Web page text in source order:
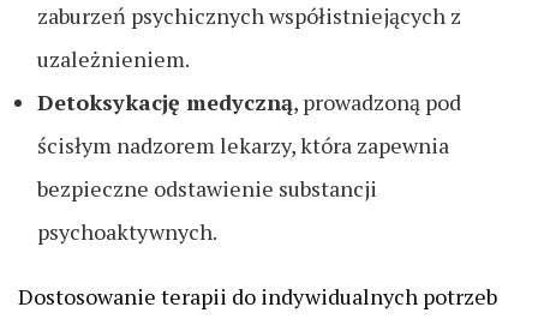
zaburzeń psychicznych współistniejących z
uzależnieniem.
Detoksykację medyczną, prowadzoną pod
ścisłym nadzorem lekarzy, która zapewnia
bezpieczne odstawienie substancji
psychoaktywnych.
Dostosowanie terapii do indywidualnych potrzeb